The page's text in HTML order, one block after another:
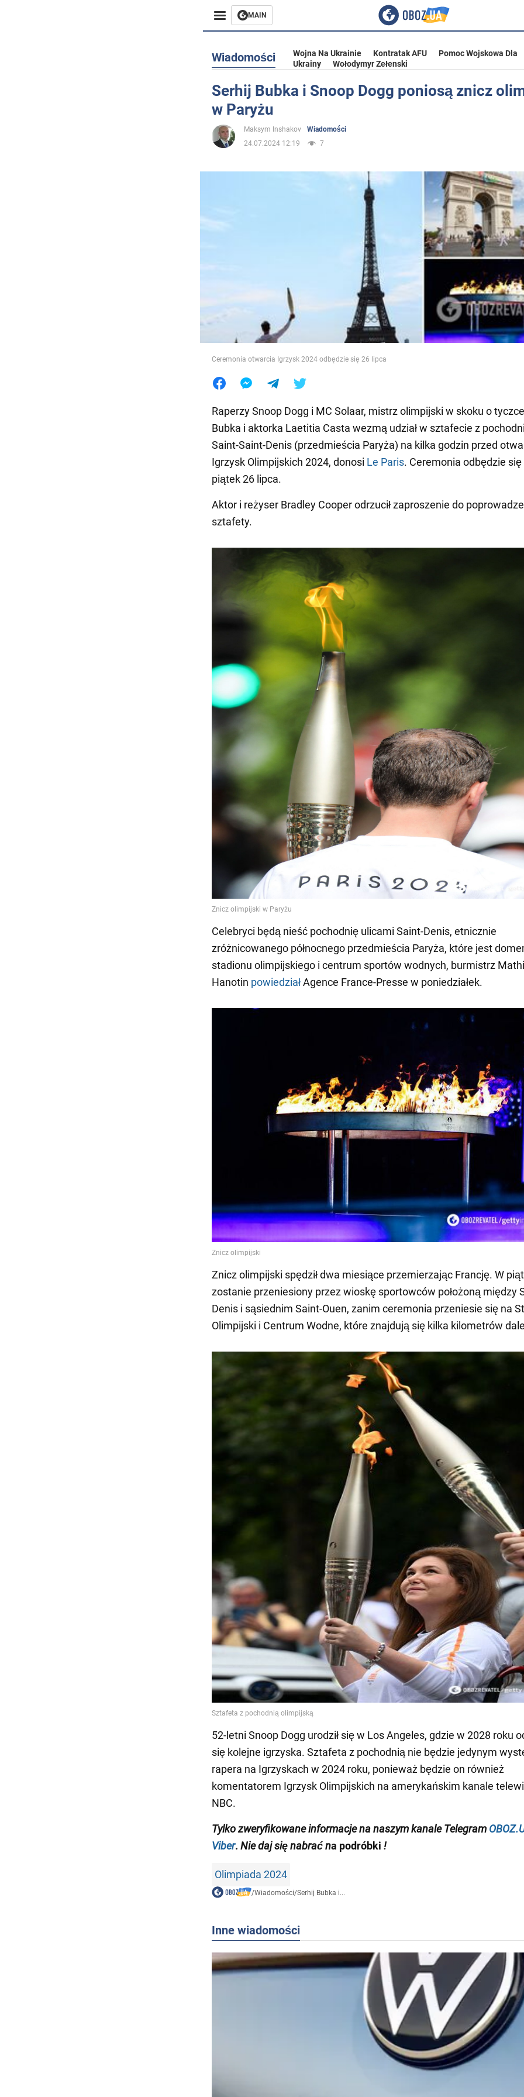
MAIN
Rozrywka
Życie
Wiadomości Wojna Na Ukrainie Kontratak AFU
Pomoc Wojskowa Dla
Ukrainy
Wołodymyr Zełenski
Serhij Bubka i Snoop Dogg poniosą znicz
w Paryżu
Maksym Inshakov
Wiadomości
24.07.2024 12:19
7
Ceremonia otwarcia Igrzysk 2024 odbędzie się 26 lipca
Raperzy Snoop Dogg i MC Solaar, mistrz olimpijski w skoku o
Bubka i aktorka Laetitia Casta wezmą udział w sztafecie z
Saint-Saint-Denis (przedmieścia Paryża) na kilka godzin przed
Igrzysk Olimpijskich 2024, donosi Le Paris. Ceremonia odbędzie się
piątek 26 lipca.
Aktor i reżyser Bradley Cooper odrzucił zaproszenie do
sztafety.
Celebryci będą nieść pochodnię ulicami Saint-Denis, etnicznie
zróżnicowanego północnego przedmieścia Paryża, które jest
stadionu olimpijskiego i centrum sportów wodnych, burmistrz
Hanotin powiedziałAgence France-Presse w poniedziałek.
Znicz olimpijski spędził dwa miesiące przemierzając Francję. W
zostanie przeniesiony przez wioskę sportowców położoną między
Denis i sąsiednim Saint-Ouen, zanim ceremonia przeniesie się na
Olimpijski i Centrum Wodne, które znajdują się kilka kilometrów
52-letni Snoop Dogg urodził się w Los Angeles, gdzie w 2028 roku
się kolejne igrzyska. Sztafeta z pochodnią nie będzie jedynym
rapera na Igrzyskach w 2024 roku, ponieważ będzie on również
komentatorem Igrzysk Olimpijskich na amerykańskim kanale
NBC.
Tylkozweryfikowane informacje na naszym kanale Telegram
Viber. Nie daj się nabrać na podróbki !
Olimpiada 2024
/Wiadomości/Serhij Bubka i...
Inne wiadomości